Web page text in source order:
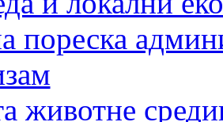
пореска
животне